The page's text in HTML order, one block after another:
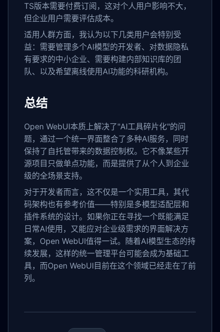
TS版本需要付费订阅，这对个人用户影响不大，
但企业用户需要评估成本。
适用人群方面，我认为以下几类用户会特别受
益：需要管理多个AI模型的开发者、对数据隐私
有要求的中小企业、需要构建内部知识库的团
队、以及希望离线使用AI功能的科研机构。
总结
Open WebUI本质上解决了"AI工具碎片化"的问
题，通过一个统一界面整合了多种AI服务，同时
保持了自托管带来的数据控制权。它不像某些开
源项目只做单点功能，而是提供了从个人到企业
级的全场景支持。
对于开发者而言，这不仅是一个实用工具，其代
码架构也有参考价值——特别是多模型适配层和
插件系统的设计。如果你正在寻找一个既能满足
日常AI使用，又能应对企业级需求的界面解决方
案，Open WebUI值得一试。随着AI模型生态的持
续发展，这样的统一管理平台可能会成为基础工
具，而Open WebUI目前在这个领域已经走在了前
列。